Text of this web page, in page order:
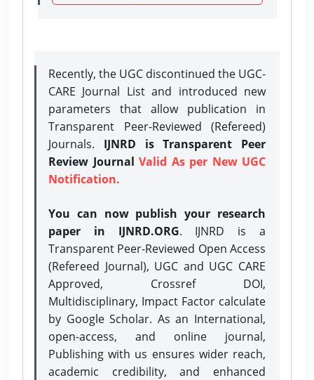
Recently, the UGC discontinued the UGC-
CARE Journal List and introduced new
parameters that allow publication in
Transparent Peer-Reviewed (Refereed)
Journals. IJNRD is Transparent Peer
Review Journal Valid As per New UGC
Notification.
You can now publish your research
paper in IJNRD.ORG. IJNRD is a
Transparent Peer-Reviewed Open Access
(Refereed Journal), UGC and UGC CARE
Approved, Crossref DOI,
Multidisciplinary, Impact Factor calculate
by Google Scholar. As an International,
open-access, and online journal,
Publishing with us ensures wider reach,
academic credibility, and enhanced